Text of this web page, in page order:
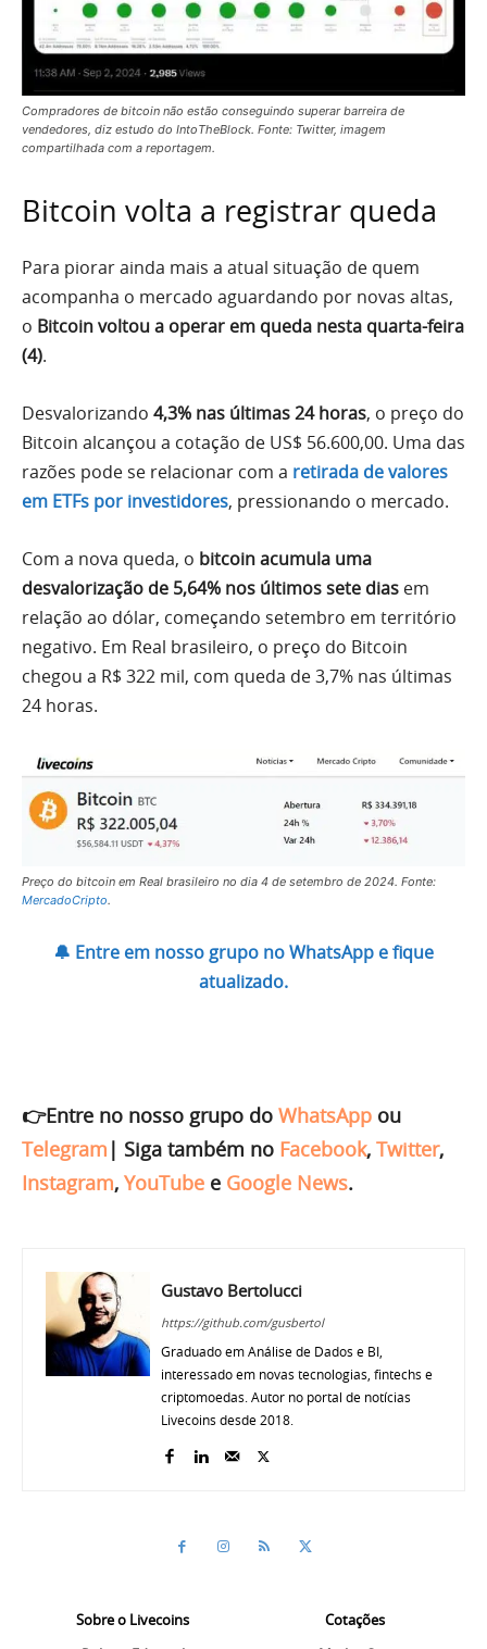
Compradores de bitcoin não estão conseguindo superar barreira de
vendedores, diz estudo do IntoTheBlock. Fonte: Twitter, imagem
compartilhada com a reportagem.
Bitcoin volta a registrar queda
Para piorar ainda mais a atual situação de quem
acompanha o mercado aguardando por novas altas,
o Bitcoin voltou a operar em queda nesta quarta-feira
(4).
Desvalorizando 4,3% nas últimas 24 horas, o preço do
Bitcoin alcançou a cotação de US$ 56.600,00. Uma das
razões pode se relacionar com a retirada de valores
em ETFs por investidores, pressionando o mercado.
Com a nova queda, o bitcoin acumula uma
desvalorização de 5,64% nos últimos sete dias em
relação ao dólar, começando setembro em território
negativo. Em Real brasileiro, o preço do Bitcoin
chegou a R$ 322 mil, com queda de 3,7% nas últimas
24 horas.
Preço do bitcoin em Real brasileiro no dia 4 de setembro de 2024. Fonte:
MercadoCripto.
🔔 Entre em nosso grupo no WhatsApp e fique
atualizado.
👉Entre no nosso grupo do WhatsApp ou
Telegram | Siga também no Facebook, Twitter,
Instagram, YouTube e Google News.
Gustavo Bertolucci
https://github.com/gusbertol
Graduado em Análise de Dados e BI,
interessado em novas tecnologias, fintechs e
criptomoedas. Autor no portal de notícias
Livecoins desde 2018.
Sobre o Livecoins
Cotações